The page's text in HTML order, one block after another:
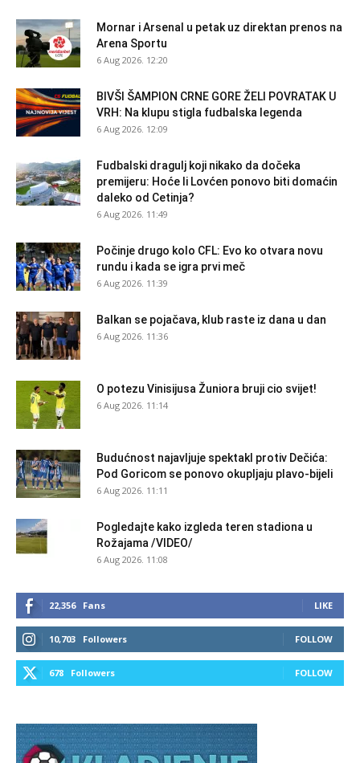
Mornar i Arsenal u petak uz direktan prenos na
Arena Sportu
6 Aug 2026. 12:20
BIVŠI ŠAMPION CRNE GORE ŽELI POVRATAK U
VRH: Na klupu stigla fudbalska legenda
6 Aug 2026. 12:09
Fudbalski dragulj koji nikako da dočeka
premijeru: Hoće li Lovćen ponovo biti domaćin
daleko od Cetinja?
6 Aug 2026. 11:49
Počinje drugo kolo CFL: Evo ko otvara novu
rundu i kada se igra prvi meč
6 Aug 2026. 11:39
Balkan se pojačava, klub raste iz dana u dan
6 Aug 2026. 11:36
O potezu Vinisijusa Žuniora bruji cio svijet!
6 Aug 2026. 11:14
Budućnost najavljuje spektakl protiv Dečića:
Pod Goricom se ponovo okupljaju plavo-bijeli
6 Aug 2026. 11:11
Pogledajte kako izgleda teren stadiona u
Rožajama /VIDEO/
6 Aug 2026. 11:08
22,356 Fans LIKE
10,703 Followers FOLLOW
678 Followers FOLLOW